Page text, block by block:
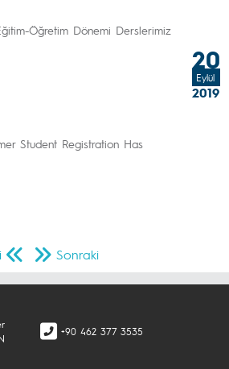
Öğretim Dönemi Derslerimiz
20
Eylül
2019
Student Registration Has
Sonraki
+90 462 377 3535